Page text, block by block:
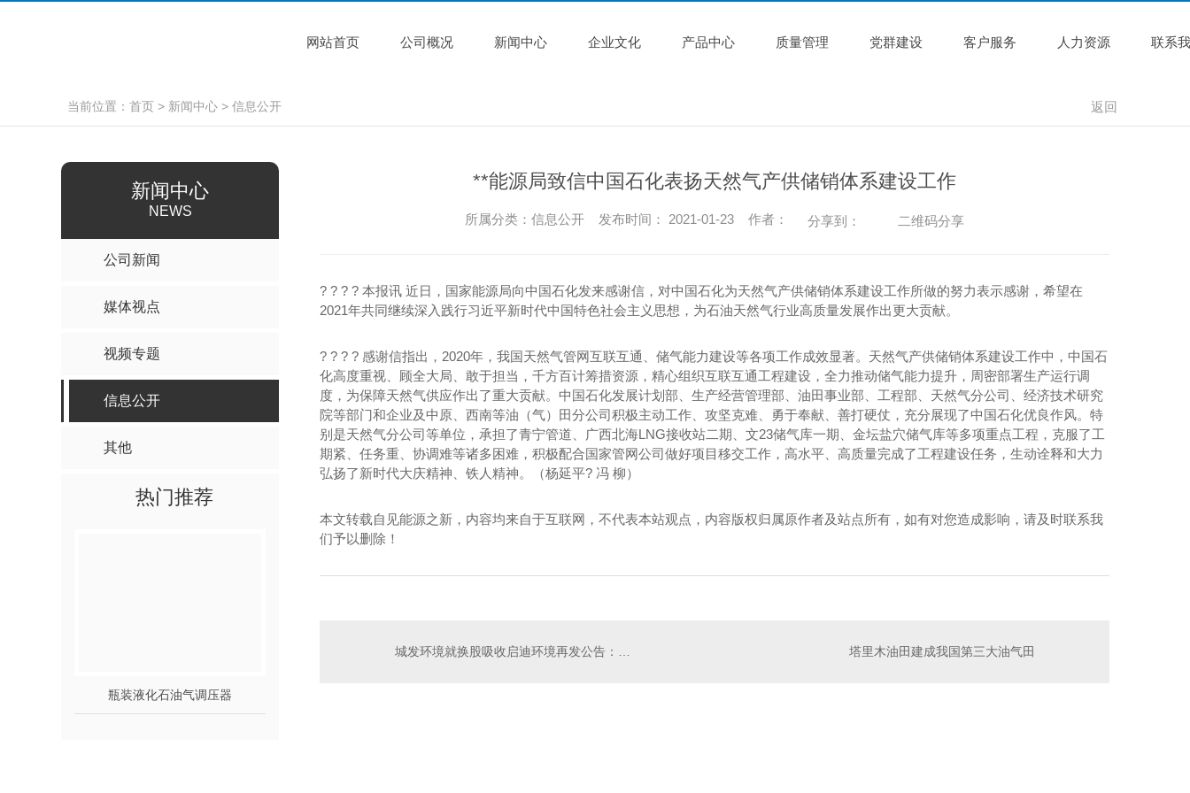
网站首页 公司概况 新闻中心 企业文化 产品中心 质量管理 党群建设 客户服务 人力资源 联系
当前位置： 首页 > 新闻中心 > 信息公开 返回
新闻中心
NEWS
公司新闻
媒体视点
视频专题
信息公开
其他
热门推荐
瓶装液化石油气调压器
**能源局致信中国石化表扬天然气产供储销体系建设工作
所属分类：信息公开 发布时间： 2021-01-23 作者： 分享到： 二维码分享
? ? ? ? 本报讯 近日，国家能源局向中国石化发来感谢信，对中国石化为天然气产供储销体系建设工作所做的努力表示感谢，希望在
2021年共同继续深入践行习近平新时代中国特色社会主义思想，为石油天然气行业高质量发展作出更大贡献。
? ? ? ? 感谢信指出，2020年，我国天然气管网互联互通、储气能力建设等各项工作成效显著。天然气产供储销体系建设工作中，中国石
化高度重视、顾全大局、敢于担当，千方百计筹措资源，精心组织互联互通工程建设，全力推动储气能力提升，周密部署生产运行调
度，为保障天然气供应作出了重大贡献。中国石化发展计划部、生产经营管理部、油田事业部、工程部、天然气分公司、经济技术研究
院等部门和企业及中原、西南等油（气）田分公司积极主动工作、攻坚克难、勇于奉献、善打硬仗，充分展现了中国石化优良作风。特
别是天然气分公司等单位，承担了青宁管道、广西北海LNG接收站二期、文23储气库一期、金坛盐穴储气库等多项重点工程，克服了工
期紧、任务重、协调难等诸多困难，积极配合国家管网公司做好项目移交工作，高水平、高质量完成了工程建设任务，生动诠释和大力
弘扬了新时代大庆精神、铁人精神。（杨延平? 冯 柳）
本文转载自见能源之新，内容均来自于互联网，不代表本站观点，内容版权归属原作者及站点所有，如有对您造成影响，请及时联系我
们予以删除！
塔里木油田建成我国第三大油气田